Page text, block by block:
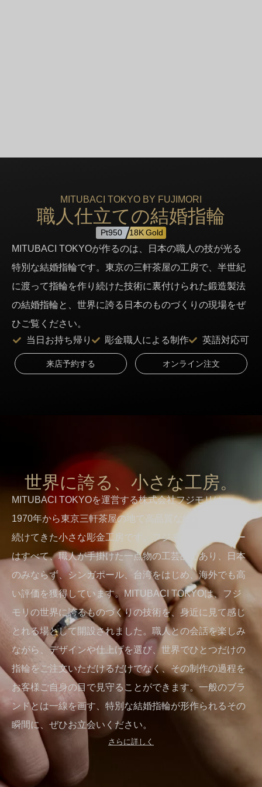
MITUBACI TOKYO BY FUJIMORI
職人仕立ての結婚指輪
Pt950 18K Gold
MITUBACI TOKYOが作るのは、日本の職人の技が光る
特別な結婚指輪です。東京の三軒茶屋の工房で、半世紀
に渡って指輪を作り続けた技術に裏付けられた鍛造製法
の結婚指輪と、世界に誇る日本のものづくりの現場をぜ
ひご覧ください。
当日お持ち帰り
彫金職人による制作 英語対応可
来店予約する オンライン注文
世界に誇る、小さな工房。
MITUBACI TOKYOを運営する株式会社フジモリは、
1970年から東京三軒茶屋の地で高品質な結婚指輪を作り
続けてきた小さな彫金工房です。フジモリのジュエリー
はすべて、職人が手掛けた一点物の工芸品であり、日本
のみならず、シンガポール、台湾をはじめ、海外でも高
い評価を獲得しています。MITUBACI TOKYOは、フジ
モリの世界に誇るものづくりの技術を、身近に見て感じ
とれる場として開設されました。職人との会話を楽しみ
ながら、デザインや仕上げを選び、世界でひとつだけの
指輪をご注文いただけるだけでなく、その制作の過程を
お客様ご自身の目で見守ることができます。一般のブラ
ンドとは一線を画す、特別な結婚指輪が形作られるその
瞬間に、ぜひお立会いください。
さらに詳しく